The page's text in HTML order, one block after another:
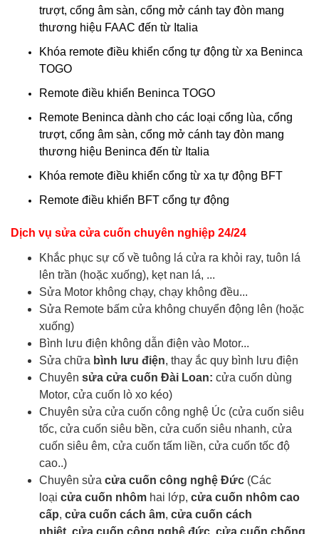
trượt, cổng âm sàn, cổng mở cánh tay đòn mang
thương hiệu FAAC đến từ Italia
Khóa remote điều khiển cổng tự động từ xa Beninca
TOGO
Remote điều khiển Beninca TOGO
Remote Beninca dành cho các loại cổng lùa, cổng
trượt, cổng âm sàn, cổng mở cánh tay đòn mang
thương hiệu Beninca đến từ Italia
Khóa remote điều khiển cổng từ xa tự động BFT
Remote điều khiển BFT cổng tự động
Dịch vụ sửa cửa cuốn chuyên nghiệp 24/24
Khắc phục sự cố về tuông lá cửa ra khỏi ray, tuôn lá
lên trần (hoặc xuống), kẹt nan lá, ...
Sửa Motor không chạy, chạy không đều...
Sửa Remote bấm cửa không chuyển động lên (hoặc
xuống)
Bình lưu điện không dẫn điện vào Motor...
Sửa chữa bình lưu điện, thay ắc quy bình lưu điện
Chuyên sửa cửa cuốn Đài Loan: cửa cuốn dùng
Motor, cửa cuốn lò xo kéo)
Chuyên sửa cửa cuốn công nghệ Úc (cửa cuốn siêu
tốc, cửa cuốn siêu bền, cửa cuốn siêu nhanh, cửa
cuốn siêu êm, cửa cuốn tấm liền, cửa cuốn tốc độ
cao..)
Chuyên sửa cửa cuốn công nghệ Đức (Các
loại cửa cuốn nhôm hai lớp, cửa cuốn nhôm cao
cấp, cửa cuốn cách âm, cửa cuốn cách
nhiệt cửa cuốn công nghệ đức cửa cuốn chống